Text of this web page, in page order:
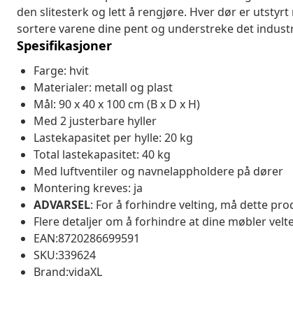
den slitesterk og lett å rengjøre. Hver dør er
sortere varene dine pent og understreke det
Spesifikasjoner
Farge: hvit
Materialer: metall og plast
Mål: 90 x 40 x 100 cm (B x D x H)
Med 2 justerbare hyller
Lastekapasitet per hylle: 20 kg
Total lastekapasitet: 40 kg
Med luftventiler og navnelappholdere på dører
Montering kreves: ja
ADVARSEL: For å forhindre velting, må dette
Flere detaljer om å forhindre at dine møbler
EAN:8720286699591
SKU:339624
Brand:vidaXL